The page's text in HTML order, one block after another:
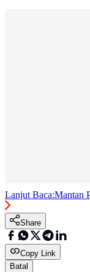
Lanjut Baca:Mantan
Share
Copy Link
Batal